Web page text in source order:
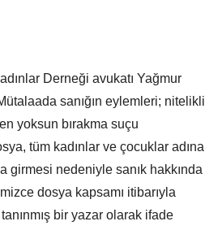
Derneği avukatı Yağmur
sanığın eylemleri; nitelikli
yoksun bırakma suçu
tüm kadınlar ve çocuklar adına
girmesi nedeniyle sanık hakkında
dosya kapsamı itibarıyla
bir yazar olarak ifade